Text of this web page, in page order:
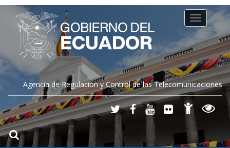
Agencia de Regulación y Control de las Telecomunicaciones
Toggle
navigation